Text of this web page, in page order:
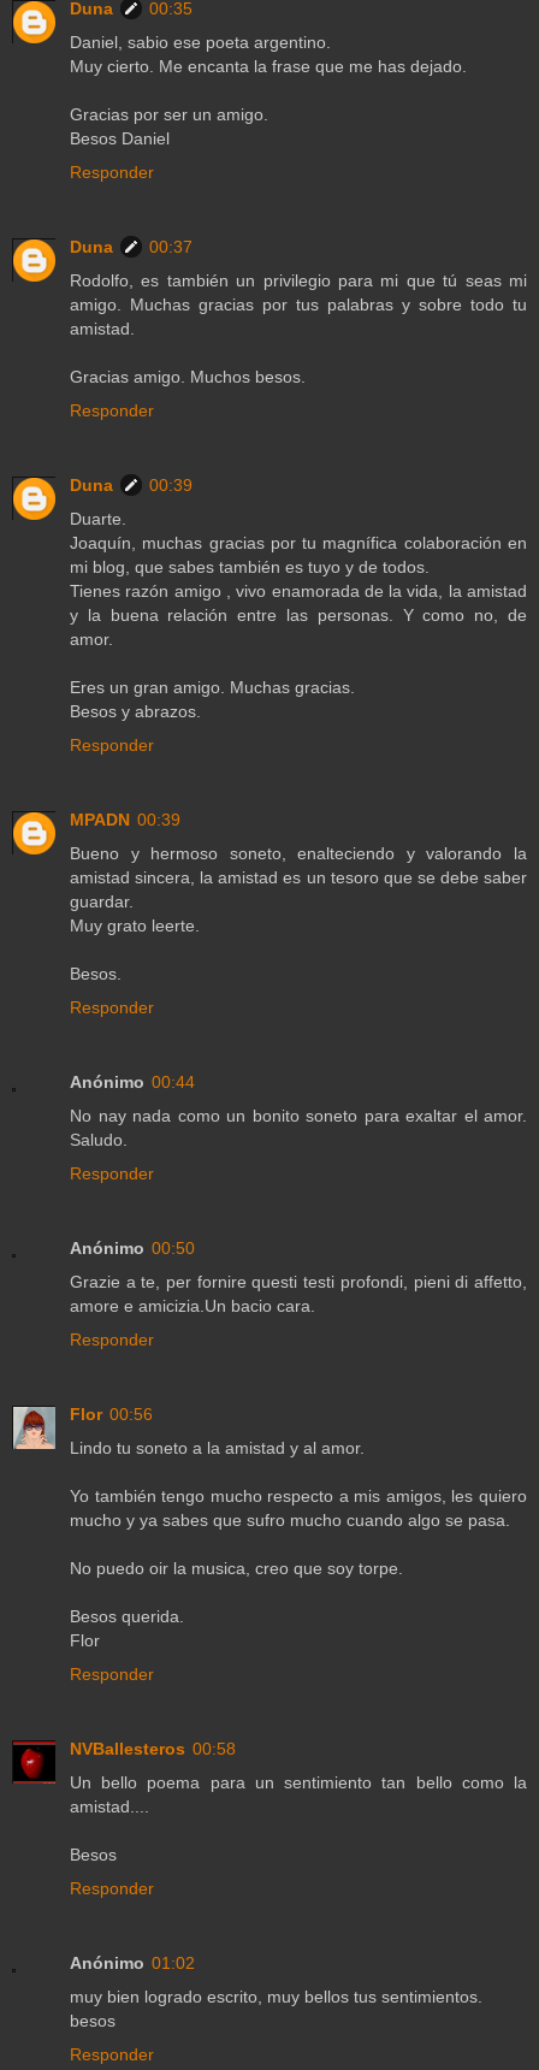
Duna
00:35
Daniel, sabio ese poeta argentino.
Muy cierto. Me encanta la frase que me has dejado.
Gracias por ser un amigo.
Besos Daniel
Responder
Duna
00:37
Rodolfo, es también un privilegio para mi que tú seas mi
amigo. Muchas gracias por tus palabras y sobre todo tu
amistad.
Gracias amigo. Muchos besos.
Responder
Duna
00:39
Duarte.
Joaquín, muchas gracias por tu magnífica colaboración en
mi blog, que sabes también es tuyo y de todos.
Tienes razón amigo , vivo enamorada de la vida, la amistad
y la buena relación entre las personas. Y como no, de
amor.
Eres un gran amigo. Muchas gracias.
Besos y abrazos.
Responder
MPADN 00:39
Bueno y hermoso soneto, enalteciendo y valorando la
amistad sincera, la amistad es un tesoro que se debe saber
guardar.
Muy grato leerte.
Besos.
Responder
Anónimo 00:44
No nay nada como un bonito soneto para exaltar el amor.
Saludo.
Responder
Anónimo 00:50
Grazie a te, per fornire questi testi profondi, pieni di affetto,
amore e amicizia.Un bacio cara.
Responder
Flor 00:56
Lindo tu soneto a la amistad y al amor.
Yo también tengo mucho respecto a mis amigos, les quiero
mucho y ya sabes que sufro mucho cuando algo se pasa.
No puedo oir la musica, creo que soy torpe.
Besos querida.
Flor
Responder
NVBallesteros 00:58
Un bello poema para un sentimiento tan bello como la
amistad....
Besos
Responder
Anónimo 01:02
muy bien logrado escrito, muy bellos tus sentimientos.
besos
Responder